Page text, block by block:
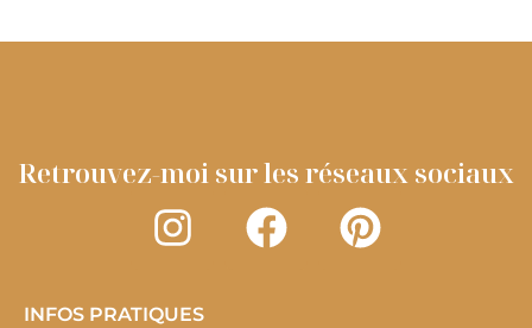
Retrouvez-moi sur les réseaux sociaux
INFOS PRATIQUES